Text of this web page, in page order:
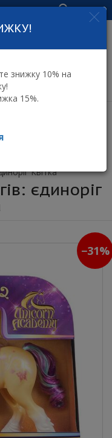
Увійти
знижку 10% на
15%.
Квітка
єдиноріг
−31%